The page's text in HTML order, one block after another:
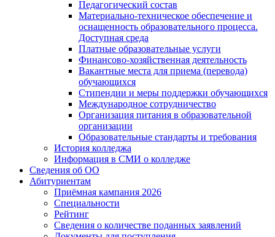
Педагогический состав
Материально-техническое обеспечение и
оснащенность образовательного процесса.
Доступная среда
Платные образовательные услуги
Финансово-хозяйственная деятельность
Вакантные места для приема (перевода)
обучающихся
Стипендии и меры поддержки обучающихся
Международное сотрудничество
Организация питания в образовательной
организации
Образовательные стандарты и требования
История колледжа
Информация в СМИ о колледже
Сведения об ОО
Абитуриентам
Приёмная кампания 2026
Специальности
Рейтинг
Сведения о количестве поданных заявлений